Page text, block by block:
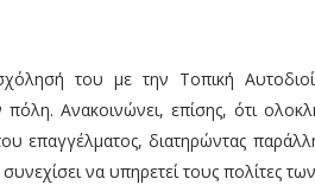
του με την Τοπική
Ανακοινώνει, επίσης, ότι
επαγγέλματος, διατηρώντας
να υπηρετεί τους πολίτες